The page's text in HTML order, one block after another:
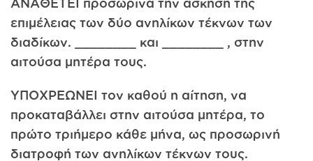
ΑΝΑΘΕΤΕΙ προσωρινά την άσκηση της
επιμέλειας των δύο ανηλίκων τέκνων των
διαδίκων. ________ και ________ , στην
αιτούσα μητέρα τους.
ΥΠΟΧΡΕΩΝΕΙ τον καθού η αίτηση, να
προκαταβάλλει στην αιτούσα μητέρα, το
πρώτο τριήμερο κάθε μήνα, ως προσωρινή
διατροφή των ανηλίκων τέκνων τους.